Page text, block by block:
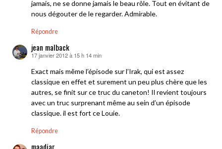
jamais, ne se donne jamais le beau rôle. Tout en évitant de
nous dégouter de le regarder. Admirable.
Répondre
jean malback
dit :
17 janvier 2012 à 15 h 14 min
Exact mais même l’épisode sur l’Irak, qui est assez
classique en effet et surement un peu plus chère que les
autres, se finit sur ce truc du caneton! Il revient toujours
avec un truc surprenant même au sein d’un épisode
classique. il est fort ce Louie.
Répondre
maadiar